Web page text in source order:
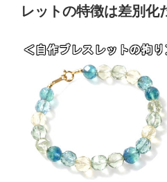
レットの特徴は差別化